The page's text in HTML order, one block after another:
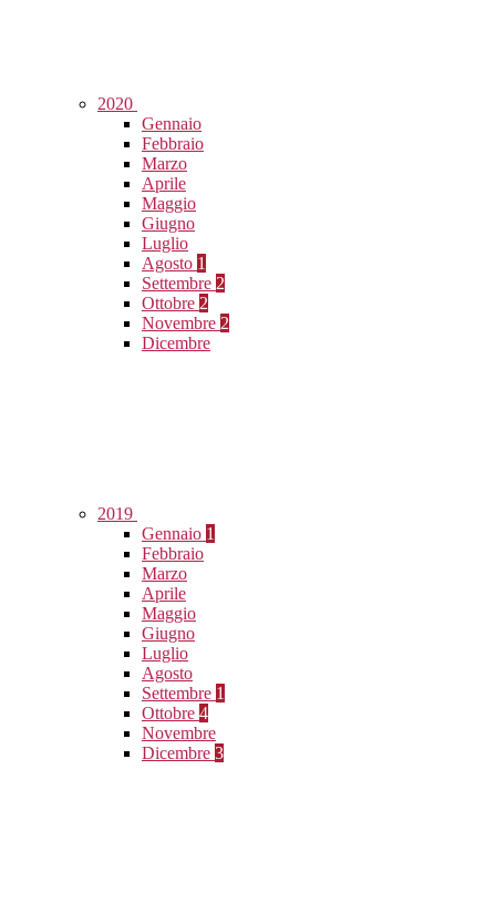
2020
Gennaio
Febbraio
Marzo
Aprile
Maggio
Giugno
Luglio
Agosto 1
Settembre 2
Ottobre 2
Novembre 2
Dicembre
2019
Gennaio 1
Febbraio
Marzo
Aprile
Maggio
Giugno
Luglio
Agosto
Settembre 1
Ottobre 4
Novembre
Dicembre 3